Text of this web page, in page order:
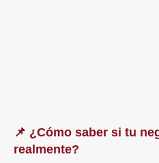
📌 ¿Cómo saber si tu
realmente?